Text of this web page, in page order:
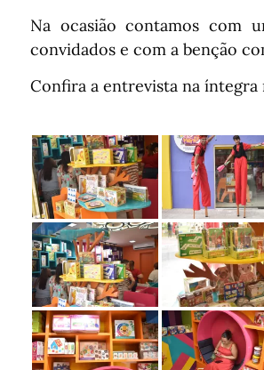
Na ocasião contamos com
convidados e com a benção
Confira a entrevista na íntegra